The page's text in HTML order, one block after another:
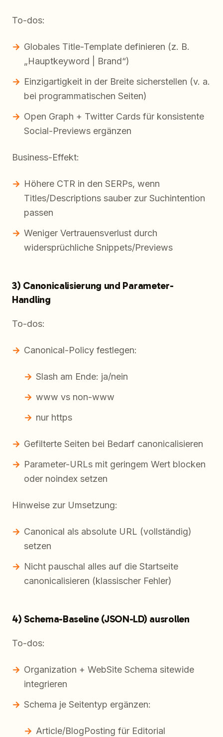
To-dos:
Globales Title-Template definieren (z. B.
„Hauptkeyword | Brand“)
Einzigartigkeit in der Breite sicherstellen (v. a.
bei programmatischen Seiten)
Open Graph + Twitter Cards für konsistente
Social-Previews ergänzen
Business-Effekt:
Höhere CTR in den SERPs, wenn
Titles/Descriptions sauber zur Suchintention
passen
Weniger Vertrauensverlust durch
widersprüchliche Snippets/Previews
3) Canonicalisierung und Parameter-
Handling
To-dos:
Canonical-Policy festlegen:
Slash am Ende: ja/nein
www vs non-www
nur https
Gefilterte Seiten bei Bedarf canonicalisieren
Parameter-URLs mit geringem Wert blocken
oder noindex setzen
Hinweise zur Umsetzung:
Canonical als absolute URL (vollständig)
setzen
Nicht pauschal alles auf die Startseite
canonicalisieren (klassischer Fehler)
4) Schema-Baseline (JSON-LD) ausrollen
To-dos:
Organization + WebSite Schema sitewide
integrieren
Schema je Seitentyp ergänzen:
Article/BlogPosting für Editorial